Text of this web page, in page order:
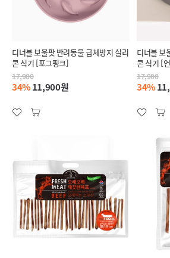
디너블 보울팟 반려동물 급체방지 실리
콘 식기 [포그핑크]
17,900
34%11,900원
디너블 보
콘 식기 [
17,900
34%